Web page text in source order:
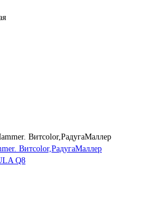
Витcolor,РадугаМаллер
Q8